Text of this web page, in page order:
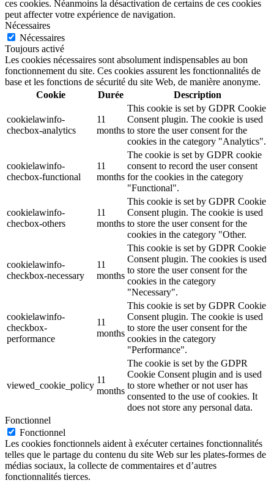
ces cookies. Néanmoins la désactivation de certains de ces cookies
peut affecter votre expérience de navigation.
Nécessaires
Nécessaires
Toujours activé
Les cookies nécessaires sont absolument indispensables au bon
fonctionnement du site. Ces cookies assurent les fonctionnalités de
base et les fonctions de sécurité du site Web, de manière anonyme.
Cookie
Durée Description
cookielawinfo-
checbox-analytics
11
months
This cookie is set by GDPR Cookie
Consent plugin. The cookie is used
to store the user consent for the
cookies in the category "Analytics".
cookielawinfo-
checbox-functional
11
months
The cookie is set by GDPR cookie
consent to record the user consent
for the cookies in the category
"Functional".
cookielawinfo-
checbox-others
11
months
This cookie is set by GDPR Cookie
Consent plugin. The cookie is used
to store the user consent for the
cookies in the category "Other.
cookielawinfo-
checkbox-necessary
11
months
This cookie is set by GDPR Cookie
Consent plugin. The cookies is used
to store the user consent for the
cookies in the category
"Necessary".
cookielawinfo-
checkbox-
performance
11
months
This cookie is set by GDPR Cookie
Consent plugin. The cookie is used
to store the user consent for the
cookies in the category
"Performance".
viewed_cookie_policy
11
months
The cookie is set by the GDPR
Cookie Consent plugin and is used
to store whether or not user has
consented to the use of cookies. It
does not store any personal data.
Fonctionnel
Fonctionnel
Les cookies fonctionnels aident à exécuter certaines fonctionnalités
telles que le partage du contenu du site Web sur les plates-formes de
médias sociaux, la collecte de commentaires et d’autres
fonctionnalités tierces.